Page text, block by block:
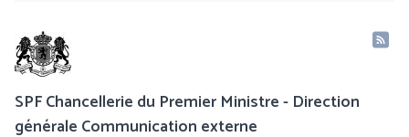
SPF Chancellerie du Premier Ministre - Direction
générale Communication externe